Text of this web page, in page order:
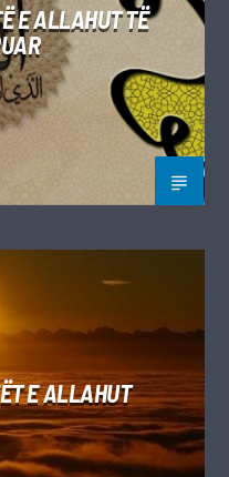
E ALLAHUT TË
E ALLAHUT